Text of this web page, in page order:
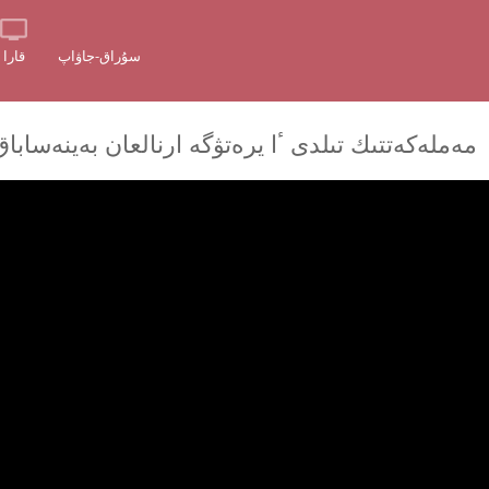
قارا سۇراق-جاۋاپ
مەملەكەتتىك تىلدى ٴا يرەتۋگە ارنالعان